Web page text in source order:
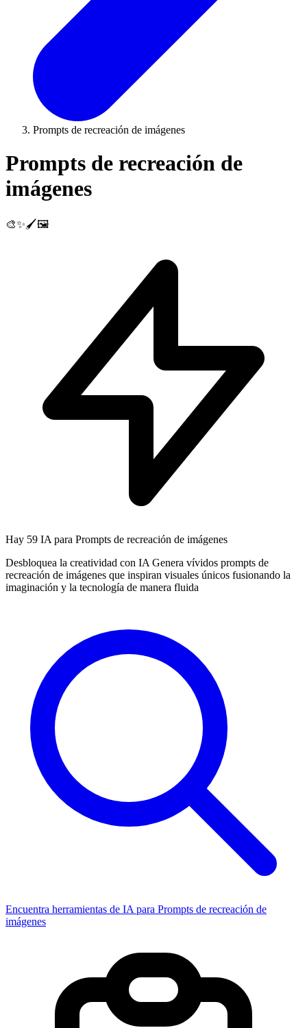
Prompts de recreación de imágenes
Prompts de recreación de
imágenes
🎨✨🖌️🖼️
Hay 59 IA para Prompts de recreación de imágenes
Desbloquea la creatividad con IA Genera vívidos prompts de
recreación de imágenes que inspiran visuales únicos fusionando la
imaginación y la tecnología de manera fluida
Encuentra herramientas de IA para Prompts de recreación de
imágenes